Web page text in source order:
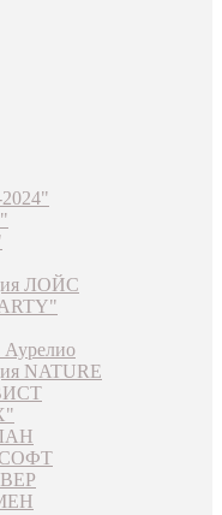
ЛОЙС
Аурелио
NATURE
СОФТ